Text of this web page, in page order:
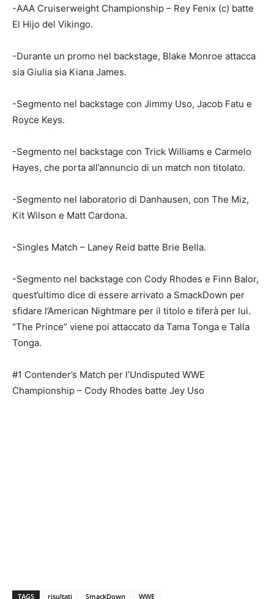
-AAA Cruiserweight Championship – Rey Fenix (c) batte
El Hijo del Vikingo.
-Durante un promo nel backstage, Blake Monroe attacca
sia Giulia sia Kiana James.
-Segmento nel backstage con Jimmy Uso, Jacob Fatu e
Royce Keys.
-Segmento nel backstage con Trick Williams e Carmelo
Hayes, che porta all’annuncio di un match non titolato.
-Segmento nel laboratorio di Danhausen, con The Miz,
Kit Wilson e Matt Cardona.
-Singles Match – Laney Reid batte Brie Bella.
-Segmento nel backstage con Cody Rhodes e Finn Balor,
quest’ultimo dice di essere arrivato a SmackDown per
sfidare l’American Nightmare per il titolo e tiferà per lui.
“The Prince” viene poi attaccato da Tama Tonga e Talla
Tonga.
#1 Contender’s Match per l’Undisputed WWE
Championship – Cody Rhodes batte Jey Uso
TAGS risultati SmackDown WWE